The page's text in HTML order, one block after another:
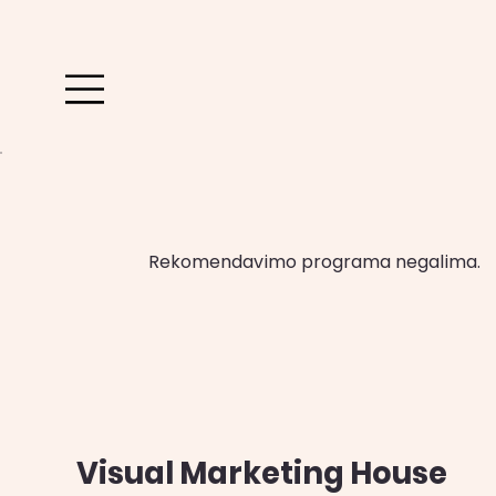
Rekomendavimo programa negalima.
Visual Marketing House